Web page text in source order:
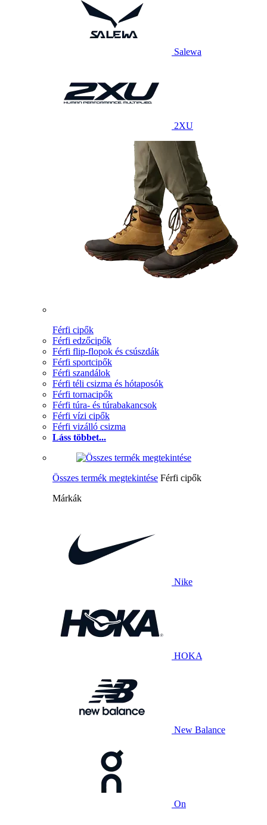
Salewa
2XU
Férfi cipők
Férfi edzőcipők
Férfi flip-flopok és csúszdák
Férfi sportcipők
Férfi szandálok
Férfi téli csizma és hótaposók
Férfi tornacipők
Férfi túra- és túrabakancsok
Férfi vízi cipők
Férfi vizálló csizma
Láss többet...
Összes termék megtekintése Férfi cipők
Márkák
Nike
HOKA
New Balance
On